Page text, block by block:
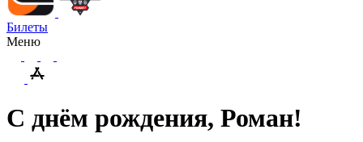
Билеты
Меню
С днём рождения, Роман!